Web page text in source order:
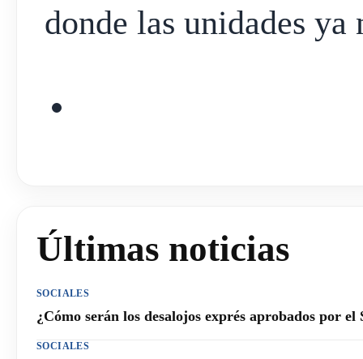
donde las unidades ya
Últimas noticias
SOCIALES
¿Cómo serán los desalojos exprés aprobados por el
SOCIALES